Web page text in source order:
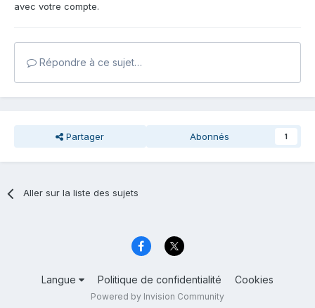
avec votre compte.
Répondre à ce sujet…
Partager Abonnés 1
Aller sur la liste des sujets
Langue Politique de confidentialité Cookies
Powered by Invision Community